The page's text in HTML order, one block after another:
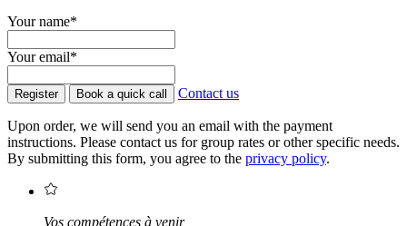
Your name*
Your email*
Register Book a quick call Contact us
Upon order, we will send you an email with the payment
instructions. Please contact us for group rates or other specific needs.
By submitting this form, you agree to the privacy policy.
Vos compétences à venir